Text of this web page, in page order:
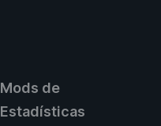
Mods de
Estadísticas